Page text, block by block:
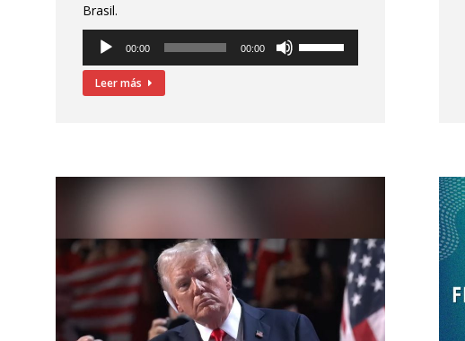
Brasil.
Reproductor
audio
00:00 00:00
aumentar
el
volumen.
Leer más